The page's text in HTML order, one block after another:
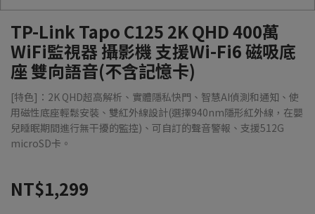
TP-Link Tapo C125 2K QHD 400萬
WiFi監視器 攝影機 支援Wi-Fi6 磁吸底
座 雙向語音(不含記憶卡)
[特色]：2K QHD超高解析、實體隱私快門、智慧AI偵測和通知、使
用磁性底座輕鬆安裝、雙紅外線設計(選擇940nm隱形紅外線，在嬰
兒睡眠期間進行無干擾的監控)、可自訂的聲音警報、支援512G
microSD卡。
NT$1,299